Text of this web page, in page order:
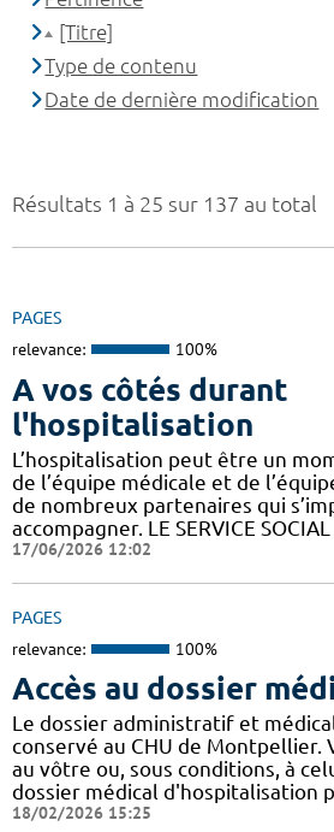
Résultats 1 à 25 sur 137 au total
PAGES
relevance: 100%
A vos côtés durant
l'hospitalisation
L’hospitalisation peut être un
de l’équipe médicale et de
de nombreux partenaires qui
accompagner. LE SERVICE SOCIAL
17/06/2026 12:02
PAGES
relevance: 100%
Accès au dossier
Le dossier administratif et
conservé au CHU de Montpellier.
au vôtre ou, sous conditions, à
dossier médical d'hospitalisation
18/02/2026 15:25
[Titre]
Type de contenu
Date de dernière modification